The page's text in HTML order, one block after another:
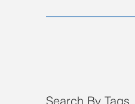
Search By Tags